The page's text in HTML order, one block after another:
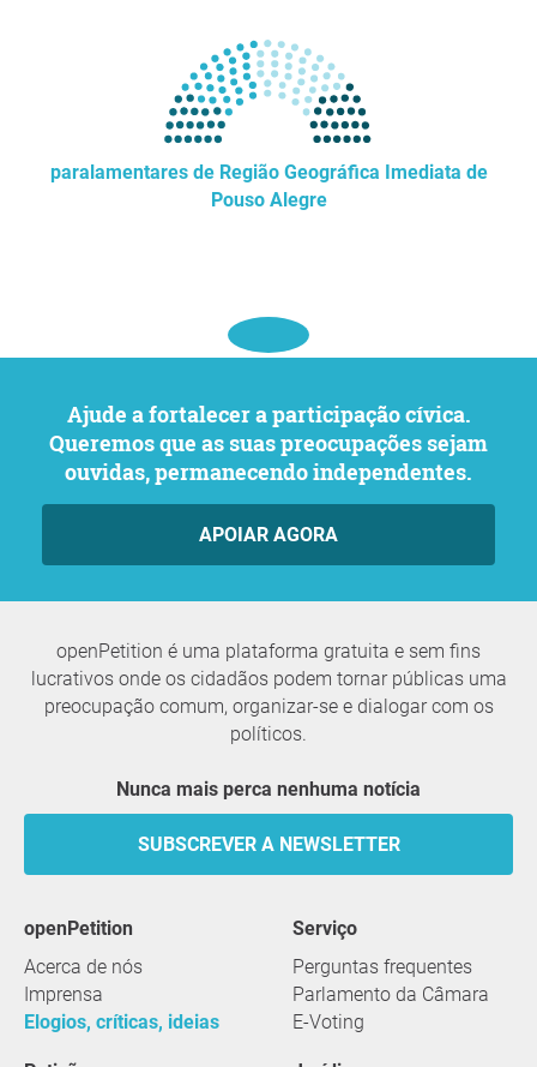
paralamentares de Região Geográfica Imediata de
Pouso Alegre
Ajude a fortalecer a participação cívica.
Queremos que as suas preocupações sejam
ouvidas, permanecendo independentes.
APOIAR AGORA
openPetition é uma plataforma gratuita e sem fins
lucrativos onde os cidadãos podem tornar públicas uma
preocupação comum, organizar-se e dialogar com os
políticos.
Nunca mais perca nenhuma notícia
SUBSCREVER A NEWSLETTER
openPetition
Acerca de nós
Imprensa
Elogios, críticas, ideias
serviço
Perguntas frequentes
Parlamento da Câmara
E-Voting